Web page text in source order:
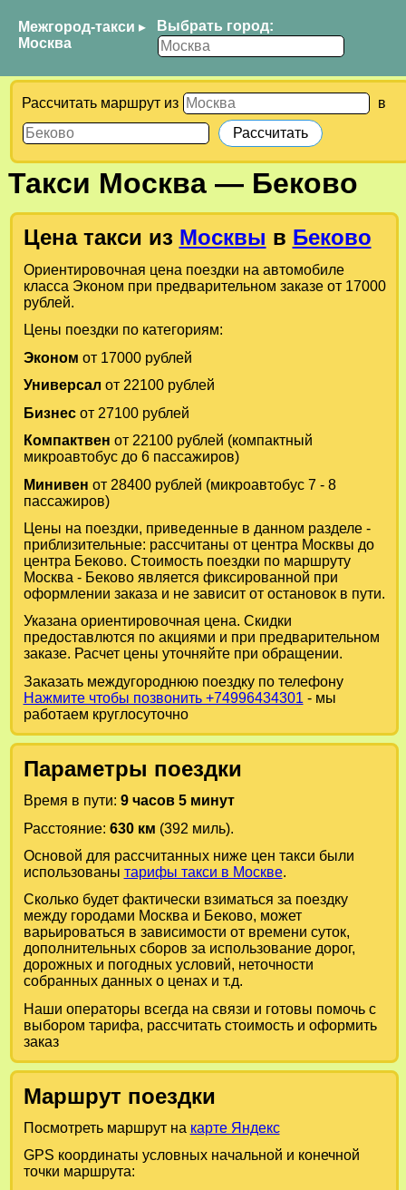
Межгород-такси ▸
Москва
Выбрать город:
Рассчитать маршрут из в
Такси Москва— Беково
Цена такси из Москвы в Беково
Ориентировочная цена поездки на автомобиле
класса Эконом при предварительном заказе от 17000
рублей.
Цены поездки по категориям:
Эконом от 17000 рублей
Универсал от 22100 рублей
Бизнесот 27100 рублей
Компактвен от 22100 рублей (компактный
микроавтобус до 6 пассажиров)
Минивен от 28400 рублей (микроавтобус 7 - 8
пассажиров)
Цены на поездки, приведенные в данном разделе -
приблизительные: рассчитаны от центра Москвы до
центра Беково. Стоимость поездки по маршруту
Москва - Беково является фиксированной при
оформлении заказа и не зависит от остановок в пути.
Указана ориентировочная цена. Скидки
предоставлются по акциями и при предварительном
заказе. Расчет цены уточняйте при обращении.
Заказать междугороднюю поездку по телефону
Нажмите чтобы позвонить +74996434301 - мы
работаем круглосуточно
Параметры поездки
Время в пути: 9 часов 5 минут
Расстояние: 630 км (392 миль).
Основой для рассчитанных ниже цен такси были
использованы тарифы такси в Москве.
Сколько будет фактически взиматься за поездку
между городами Москваи Беково, может
варьироваться в зависимости от времени суток,
дополнительных сборов за использование дорог,
дорожных и погодных условий, неточности
собранных данных о ценах и т.д.
Наши операторы всегда на связи и готовы помочь с
выбором тарифа, рассчитать стоимость и оформить
заказ
Маршрут поездки
Посмотреть маршрут на карте Яндекс
GPS координаты условных начальной и конечной
точки маршрута: